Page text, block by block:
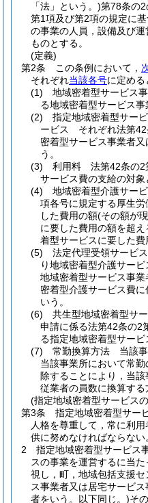
「法」という。)第78条の
第1項及び第2項の規定に
の事業の人員，設備及び
ものとする。
(定義)
第2条
この条例において，
それぞれ当該各号に定める
(1)
地域密着型サービス
る地域密着型サービス事
(2)
指定地域密着型サー
ービス それぞれ法第42
密着型サービス事業者
う。
(3)
利用料 法第42条の2
サービス費の支給の対象
(4)
地域密着型介護サー
項各号に規定する厚生
した費用の額(その額が
に要した費用の額を超
着型サービスに要した
(5)
法定代理受領サービ
り地域密着型介護サー
地域密着型サービス事
密着型介護サービス費
いう。
(6)
共生型地域密着型サ
申請に係る法第42条の2
る指定地域密着型サービ
(7)
常勤換算方法 当該事
当該事業所において常
除することにより，当
従業者の員数に換算する
(指定地域密着型サービス
第3条
指定地域密着型サー
人格を尊重して，常に利
供に努めなければならない
2
指定地域密着型サービス
スの事業を運営するに当
視し，町，地域包括支援
ス事業者又は居宅サービス
者をいう。以下同じ。)そ